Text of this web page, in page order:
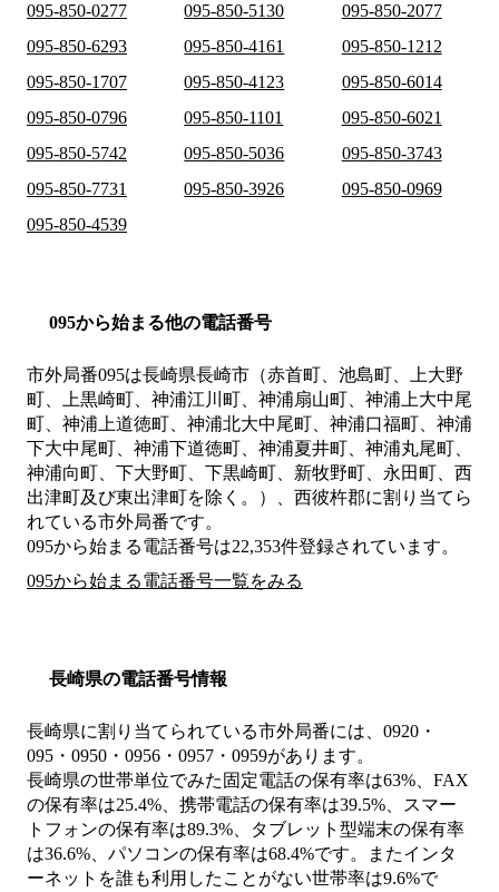
095-850-0277
095-850-5130
095-850-2077
095-850-6293
095-850-4161
095-850-1212
095-850-1707
095-850-4123
095-850-6014
095-850-0796
095-850-1101
095-850-6021
095-850-5742
095-850-5036
095-850-3743
095-850-7731
095-850-3926
095-850-0969
095-850-4539
095から始まる他の電話番号
市外局番095は長崎県長崎市（赤首町、池島町、上大野
町、上黒崎町、神浦江川町、神浦扇山町、神浦上大中尾
町、神浦上道徳町、神浦北大中尾町、神浦口福町、神浦
下大中尾町、神浦下道徳町、神浦夏井町、神浦丸尾町、
神浦向町、下大野町、下黒崎町、新牧野町、永田町、西
出津町及び東出津町を除く。）、西彼杵郡に割り当てら
れている市外局番です。
095から始まる電話番号は22,353件登録されています。
095から始まる電話番号一覧をみる
長崎県の電話番号情報
長崎県に割り当てられている市外局番には、0920・
095・0950・0956・0957・0959があります。
長崎県の世帯単位でみた固定電話の保有率は63%、FAX
の保有率は25.4%、携帯電話の保有率は39.5%、スマー
トフォンの保有率は89.3%、タブレット型端末の保有率
は36.6%、パソコンの保有率は68.4%です。またインタ
ーネットを誰も利用したことがない世帯率は9.6%で